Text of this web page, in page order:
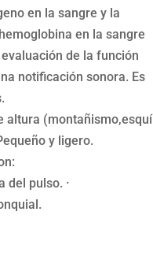
en la sangre y la
en la sangre
de la función
notificación sonora. Es
(montañismo,esquí
y ligero.
con:
·
· Asma bronquial.